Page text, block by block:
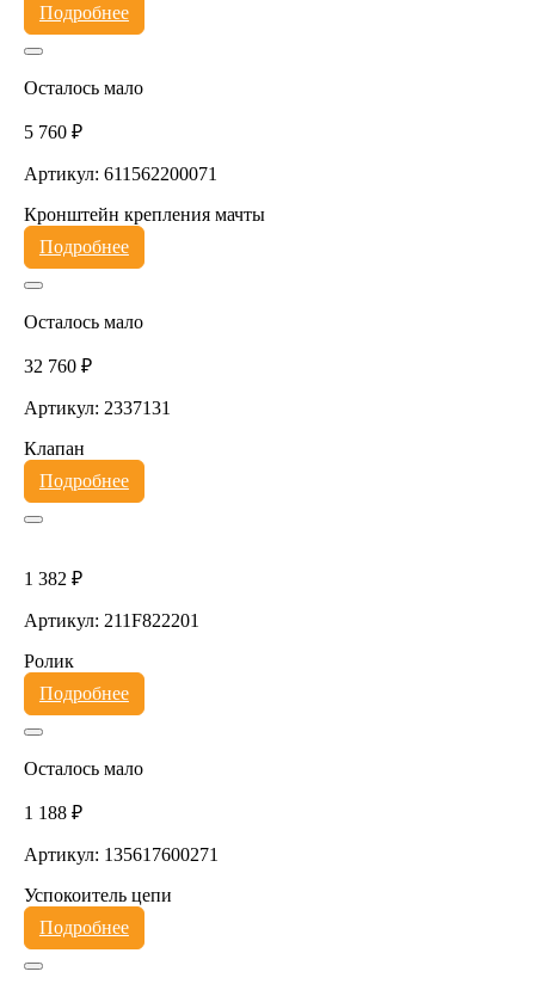
Подробнее
Осталось мало
5 760 ₽
Артикул: 611562200071
Кронштейн крепления мачты
Подробнее
Осталось мало
32 760 ₽
Артикул: 2337131
Клапан
Подробнее
1 382 ₽
Артикул: 211F822201
Ролик
Подробнее
Осталось мало
1 188 ₽
Артикул: 135617600271
Успокоитель цепи
Подробнее